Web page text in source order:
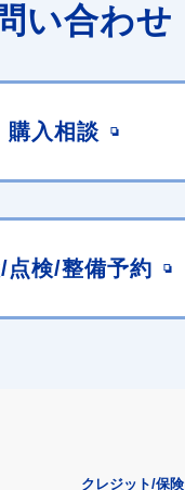
い合わせ
購入相談
点検/整備予約
クレジット/保険